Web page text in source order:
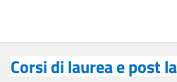
Corsi di laurea e post